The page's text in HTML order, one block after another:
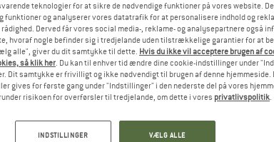
SKJORTER &
VI INGEN PRODUKTER FRA WILD
For at du kan finde dem hurtigst muligt, kan
teknologier for at sikre de nødvendige funktioner på vores website.
funktioner og analyserer vores datatrafik for at personalisere indhold og
Derved får vores social media-, reklame- og analysepartnere også
hvoraf nogle befinder sig i tredjelande uden tilstrækkelige garantier for at
alle", giver du dit samtykke til dette. Hvis du ikke vil acceptere brugen af
så klik her. Du kan til enhver tid ændre dine cookie-indstillinger under
Dit samtykke er frivilligt og ikke nødvendigt til brugen af denne hjemmeside.
gives for første gang under "Indstillinger" i den nederste del på vores
risikoen for overførsler til tredjelande, om dette i vores privatlivspolitik.
INDSTILLINGER VÆLG ALLE